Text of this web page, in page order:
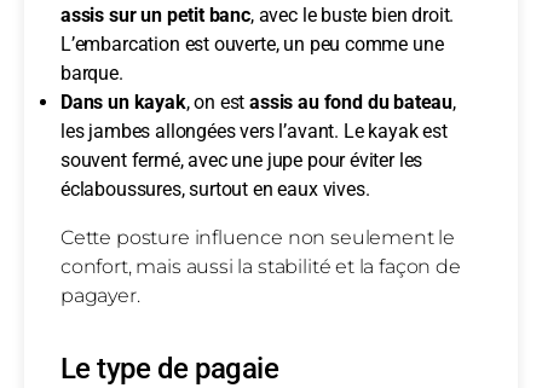
assis sur un petit banc, avec le buste bien droit.
L’embarcation est ouverte, un peu comme une
barque.
Dans un kayak, on estassis au fond du bateau,
les jambes allongées vers l’avant. Le kayak est
souvent fermé, avec une jupe pour éviter les
éclaboussures, surtout en eaux vives.
Cette posture influence non seulement le
confort, mais aussi la stabilité et la façon de
pagayer.
Le type de pagaie